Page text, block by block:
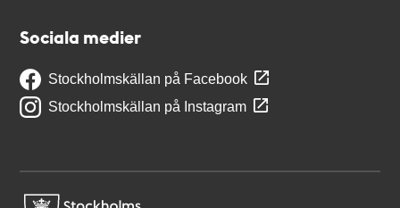
Sociala medier
Stockholmskällan på Facebook
Stockholmskällan på Instagram